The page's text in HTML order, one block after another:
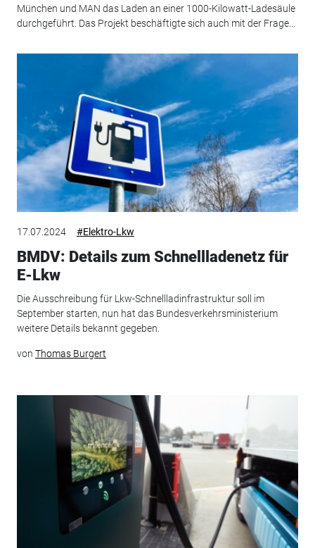
München und MAN das Laden an einer 1000-Kilowatt-Ladesäule
durchgeführt. Das Projekt beschäftigte sich auch mit der Frage...
17.07.2024 #Elektro-Lkw
BMDV: Details zum Schnellladenetz für
E-Lkw
Die Ausschreibung für Lkw-Schnellladinfrastruktur soll im
September starten, nun hat das Bundesverkehrsministerium
weitere Details bekannt gegeben.
von Thomas Burgert